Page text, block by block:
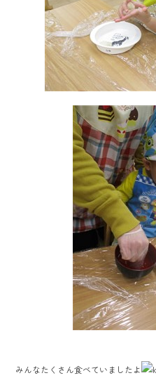
みんなたくさん食べていましたよ